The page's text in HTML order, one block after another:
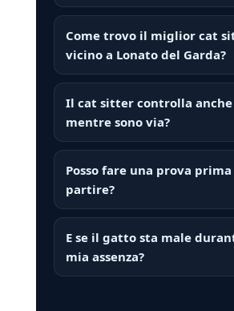
Come trovo il miglior cat
vicino a Lonato del Garda?
Il cat sitter controlla anche
mentre sono via?
Posso fare una prova
partire?
E se il gatto sta male
mia assenza?